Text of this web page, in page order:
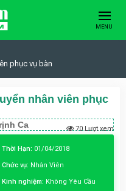
MENU
phục vụ bàn
nhân viên phục
Ca 70 Lượt xem
Thời Hạn: 01/04/2018
Chức vụ: Nhân Viên
Kinh nghiệm: Không Yêu Cầu